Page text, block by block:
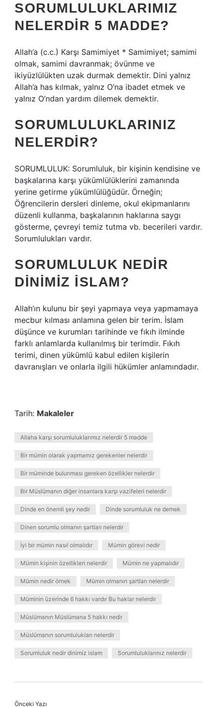
SORUMLULUKLARIMIZ
NELERDIR 5 MADDE?
Allah’a (c.c.) Karşı Samimiyet * Samimiyet; samimi
olmak, samimi davranmak; övünme ve
ikiyüzlülükten uzak durmak demektir. Dini yalnız
Allah’a has kılmak, yalnız O’na ibadet etmek ve
yalnız O’ndan yardım dilemek demektir.
SORUMLULUKLARINIZ
NELERDIR?
SORUMLULUK: Sorumluluk, bir kişinin kendisine ve
başkalarına karşı yükümlülüklerini zamanında
yerine getirme yükümlülüğüdür. Örneğin;
Öğrencilerin dersleri dinleme, okul ekipmanlarını
düzenli kullanma, başkalarının haklarına saygı
gösterme, çevreyi temiz tutma vb. becerileri vardır.
Sorumlulukları vardır.
SORUMLULUK NEDIR
DINIMIZ ISLAM?
Allah’ın kulunu bir şeyi yapmaya veya yapmamaya
mecbur kılması anlamına gelen bir terim. İslam
düşünce ve kurumları tarihinde ve fıkıh ilminde
farklı anlamlarda kullanılmış bir terimdir. Fıkıh
terimi, dinen yükümlü kabul edilen kişilerin
davranışları ve onlarla ilgili hükümler anlamındadır.
Tarih: Makaleler
Allaha karşı sorumluluklarımız nelerdir 5 madde
Bir mümin olarak yapmamız gerekenler nelerdir
Bir müminde bulunması gereken özellikler nelerdir
Bir Müslümanın diğer insanlara karşı vazifeleri nelerdir
Dinde en önemli şey nedir Dinde sorumluluk ne demek
Dinen sorumlu olmanın şartları nelerdir
İyi bir mümin nasıl olmalıdır Mümin görevi nedir
Mümin kişinin özellikleri nelerdir Mümin ne yapmalıdır
Mümin nedir örnek Mümin olmanın şartları nelerdir
Müminin üzerinde 6 hakkı vardır Bu haklar nelerdir
Müslümanın Müslümana 5 hakkı nedir
Müslümanın sorumlulukları nelerdir
Sorumluluk nedir dinimiz islam Sorumluluklarınız nelerdir
Önceki Yazı